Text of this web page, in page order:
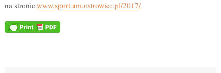
na stronie www.sport.um.ostrowiec.pl/2017/